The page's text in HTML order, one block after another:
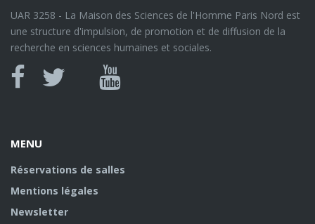
UAR 3258 - La Maison des Sciences de l'Homme Paris Nord est
une structure d'impulsion, de promotion et de diffusion de la
recherche en sciences humaines et sociales.
Canal
MENU
Réservations de salles
Mentions légales
Newsletter